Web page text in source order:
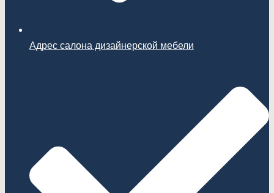
Адрес салона дизайнерской мебели